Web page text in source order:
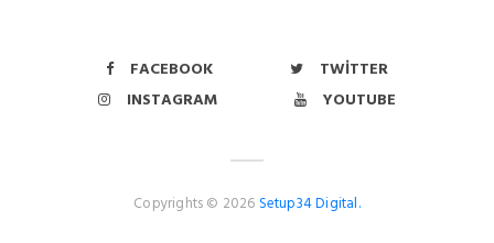
FACEBOOK
TWITTER
INSTAGRAM
YOUTUBE
Copyrights © 2026 Setup34 Digital.